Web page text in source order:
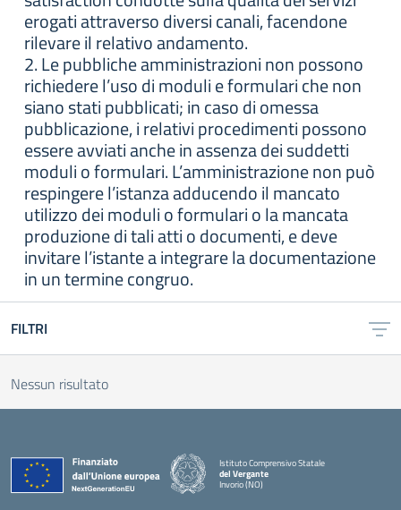
erogati attraverso diversi canali, facendone
rilevare il relativo andamento.
2. Le pubbliche amministrazioni non possono
richiedere l’uso di moduli e formulari che non
siano stati pubblicati; in caso di omessa
pubblicazione, i relativi procedimenti possono
essere avviati anche in assenza dei suddetti
moduli o formulari. L’amministrazione non può
respingere l’istanza adducendo il mancato
utilizzo dei moduli o formulari o la mancata
produzione di tali atti o documenti, e deve
invitare l’istante a integrare la documentazione
in un termine congruo.
FILTRI
Nessun risultato
Istituto Comprensivo Statale
del Vergante
Invorio (NO)